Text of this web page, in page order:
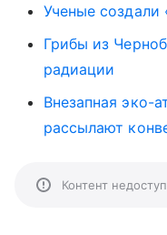
Ученые создали
Грибы из
радиации
Внезапная эко-
рассылают
Контент